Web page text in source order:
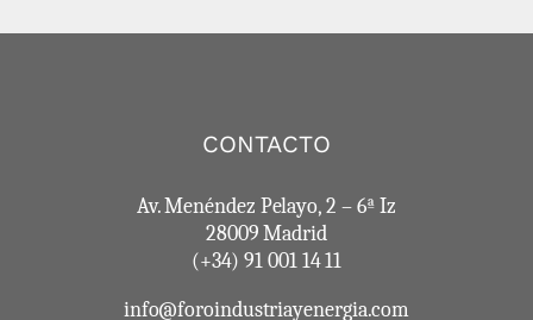
CONTACTO
Av. Menéndez Pelayo, 2 – 6ª Iz
28009 Madrid
(+34) 91 001 14 11
info@foroindustriayenergia.com